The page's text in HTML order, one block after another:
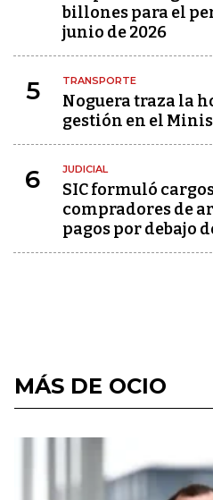
billones para el
junio de 2026
5 TRANSPORTE
Noguera traza la
gestión en el
6 JUDICIAL
SIC formuló
compradores de
pagos por debajo
MÁS DE OCIO